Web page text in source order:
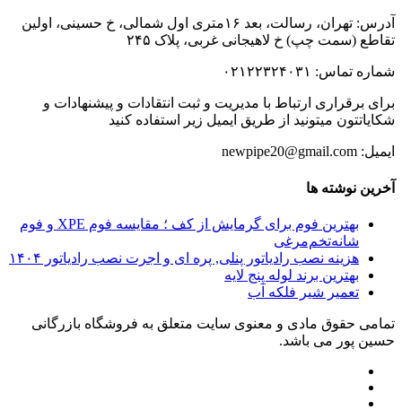
آدرس: تهران، رسالت، بعد ۱۶متری اول شمالی، خ حسینی، اولین
تقاطع (سمت چپ) خ لاهیجانی غربی، پلاک ۲۴۵
شماره تماس: ۰۲۱۲۲۳۲۴۰۳۱
برای برقراری ارتباط با مدیریت و ثبت انتقادات و پیشنهادات و
شکایاتتون میتونید از طریق ایمیل زیر استفاده کنید
ایمیل: newpipe20@gmail.com
آخرین نوشته ها
بهترین فوم برای گرمایش از کف ؛ مقایسه فوم XPE و فوم
شانه‌تخم‌مرغی
هزینه نصب رادیاتور پنلی, پره ای و اجرت نصب رادیاتور ۱۴۰۴
بهترین برند لوله پنج لایه
تعمیر شیر فلکه آب
تمامی حقوق مادی و معنوی سایت متعلق به فروشگاه بازرگانی
حسین پور می باشد.